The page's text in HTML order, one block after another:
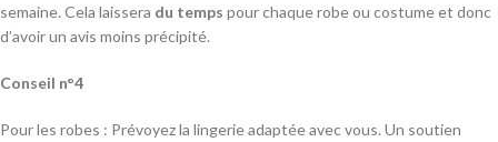
semaine. Cela laissera du temps pour chaque robe ou costume et donc
d’avoir un avis moins précipité.
Conseil n°4
Pour les robes : Prévoyez la lingerie adaptée avec vous. Un soutien